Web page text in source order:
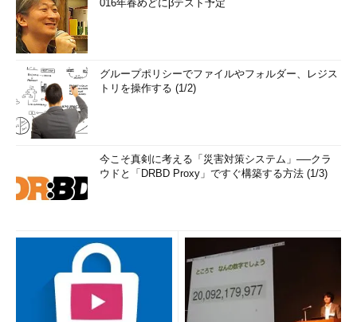
016年春めどにβテスト予定
グループポリシーでファイルやフォルダー、レジス
トリを操作する (1/2)
今こそ真剣に考える「災害対策システム」──クラ
ウドと「DRBD Proxy」ですぐ構築する方法 (1/3)